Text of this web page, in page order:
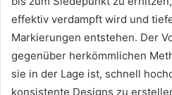
effektiv verdampft wird und
Markierungen entstehen. Der
gegenüber herkömmlichen
sie in der Lage ist, schnell
konsistente Designs zu